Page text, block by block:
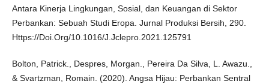
Antara Kinerja Lingkungan, Sosial, dan Keuangan di Sektor
Perbankan: Sebuah Studi Eropa. Jurnal Produksi Bersih, 290.
Https://Doi.Org/10.1016/J.Jclepro.2021.125791
Bolton, Patrick., Despres, Morgan., Pereira Da Silva, L. Awazu.,
& Svartzman, Romain. (2020). Angsa Hijau: Perbankan Sentral